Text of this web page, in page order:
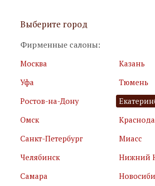
Персональные акции
Я принимаю
условия использования
Я соглашаюсь сполитикой обработки
Подписаться
Выберите город
Фирменные салоны:
Москва
Казань
Уфа
Тюмень
Ростов-на-Дону
Омск
Санкт-Петербург
Миасс
Челябинск
Нижний
Самара